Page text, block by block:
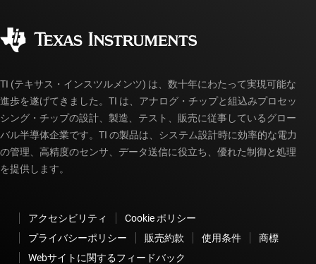
myTI アカウントの FAQ
TI (テキサス・インスツルメンツ) は、数十年にわたって実現可能な
進歩を遂げてきました。TI は、アナログ・チップと組込みプロセッ
シング・チップの設計、製造、テスト、販売に従事しているグロー
バル半導体企業です。TI の製品は、システム設計時に効率的な電力
の管理、高精度のセンサ、データ送信に役立ち、優れた制御と処理
を提供します。
アクセシビリティ
Cookie ポリシー
プライバシーポリシー
販売約款 使用条件
商標
Webサイトに関するフィードバック